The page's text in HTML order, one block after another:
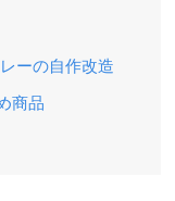
ーの自作改造
商品